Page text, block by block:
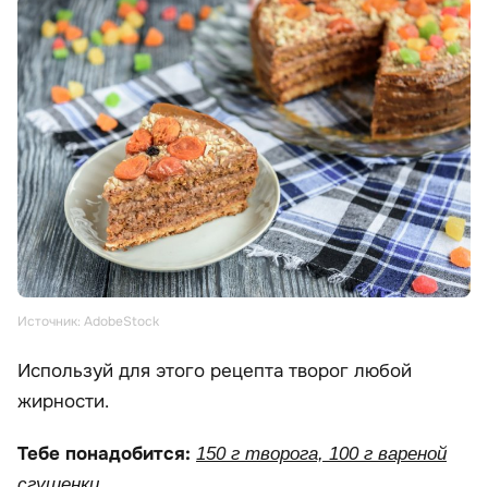
Источник: AdobeStock
Используй для этого рецепта творог любой
жирности.
Тебе понадобится: 150 г творога, 100 г вареной